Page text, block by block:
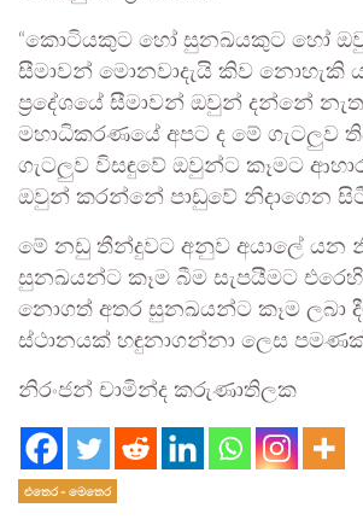
“කොටියකුට හෝ සුනඛයකුට හෝ
සීමාවන් මොනවාදැයි කිව නොහැකි
ප්‍රදේශයේ සීමාවන් ඔවුන් දන්නේ
මහාධිකරණයේ අපට ද මේ ගැටලුව
ගැටලුව විසඳුවේ ඔවුන්ට කෑමට
ඔවුන් කරන්නේ පාඩුවේ නිදාගෙන
මේ නඩු තීන්දුවට අනුව අයාලේ යන
සුනඛයන්ට කෑම බීම සැපයීමට
නොගත් අතර සුනඛයන්ට කෑම ලබා
ස්ථානයක් හඳුනාගන්නා ලෙස
නිරංජන් චාමින්ද කරුණාතිලක
එතෙර - මෙතෙර